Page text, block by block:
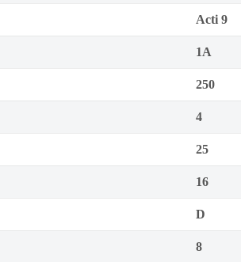
Acti 9
1А
250
4
25
16
D
8